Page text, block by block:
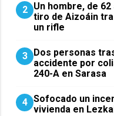
2 Un hombre, de
tiro de Aizoáin
un rifle
3 ​Dos personas
accidente por
240-A en Sarasa
4 Sofocado un
vivienda en